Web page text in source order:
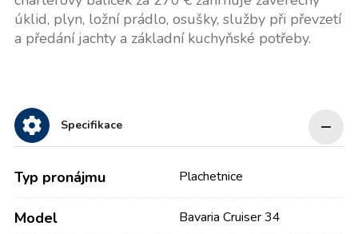
úklid, plyn, ložní prádlo, osušky, služby při převzetí
a předání jachty a základní kuchyňské potřeby.
Specifikace
Typ pronájmu Plachetnice
Model Bavaria Cruiser 34